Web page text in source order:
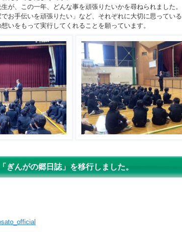
が、この一年、どんな事を頑張りたいかを尋ねられました
お手伝いを頑張りたい」など、それぞれに大切に思ってい
いをもって実行してくれることを願っています。
んがの郷日誌」を移行しました。